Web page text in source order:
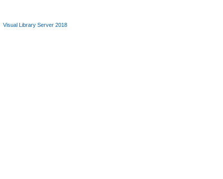
Visual Library Server 2018